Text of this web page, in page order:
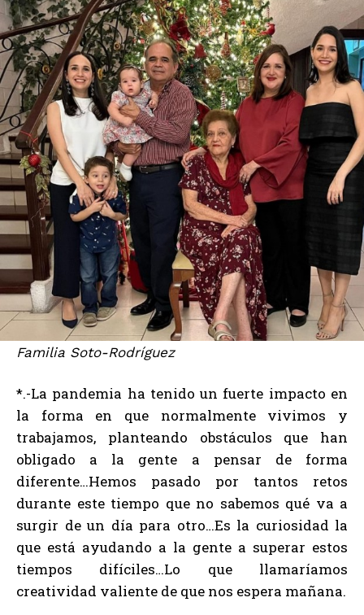
Familia Soto-Rodríguez
*.-La pandemia ha tenido un fuerte impacto en
la forma en que normalmente vivimos y
trabajamos, planteando obstáculos que han
obligado a la gente a pensar de forma
diferente…Hemos pasado por tantos retos
durante este tiempo que no sabemos qué va a
surgir de un día para otro…Es la curiosidad la
que está ayudando a la gente a superar estos
tiempos difíciles…Lo que llamaríamos
creatividad valiente de que nos espera mañana.